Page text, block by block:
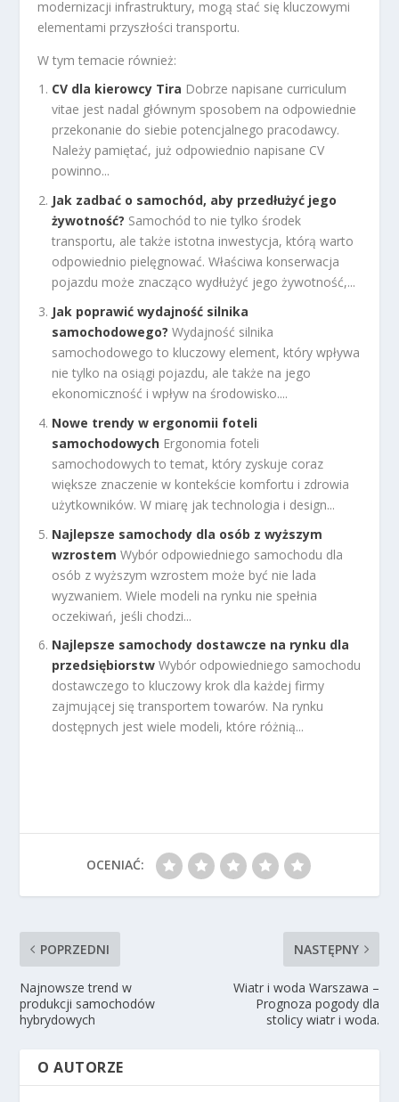
modernizacji infrastruktury, mogą stać się kluczowymi
elementami przyszłości transportu.
W tym temacie również:
CV dla kierowcy Tira Dobrze napisane curriculum
vitae jest nadal głównym sposobem na odpowiednie
przekonanie do siebie potencjalnego pracodawcy.
Należy pamiętać, już odpowiednio napisane CV
powinno...
Jak zadbać o samochód, aby przedłużyć jego
żywotność? Samochód to nie tylko środek
transportu, ale także istotna inwestycja, którą warto
odpowiednio pielęgnować. Właściwa konserwacja
pojazdu może znacząco wydłużyć jego żywotność,...
Jak poprawić wydajność silnika
samochodowego? Wydajność silnika
samochodowego to kluczowy element, który wpływa
nie tylko na osiągi pojazdu, ale także na jego
ekonomiczność i wpływ na środowisko....
Nowe trendy w ergonomii foteli
samochodowych Ergonomia foteli
samochodowych to temat, który zyskuje coraz
większe znaczenie w kontekście komfortu i zdrowia
użytkowników. W miarę jak technologia i design...
Najlepsze samochody dla osób z wyższym
wzrostem Wybór odpowiedniego samochodu dla
osób z wyższym wzrostem może być nie lada
wyzwaniem. Wiele modeli na rynku nie spełnia
oczekiwań, jeśli chodzi...
Najlepsze samochody dostawcze na rynku dla
przedsiębiorstw Wybór odpowiedniego samochodu
dostawczego to kluczowy krok dla każdej firmy
zajmującej się transportem towarów. Na rynku
dostępnych jest wiele modeli, które różnią...
OCENIAĆ:
POPRZEDNI
Najnowsze trend w
produkcji samochodów
hybrydowych
NASTĘPNY
Wiatr i woda Warszawa –
Prognoza pogody dla
stolicy wiatr i woda.
O AUTORZE